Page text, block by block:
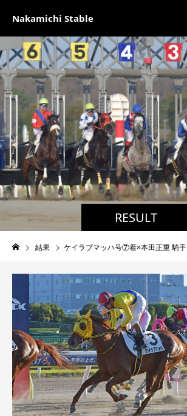
Nakamichi Stable
RESULT
結果 ケイラブマッハ号⑦着×本田正重 騎手